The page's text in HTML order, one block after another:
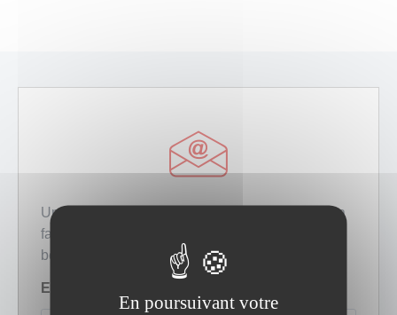
En poursuivant votre